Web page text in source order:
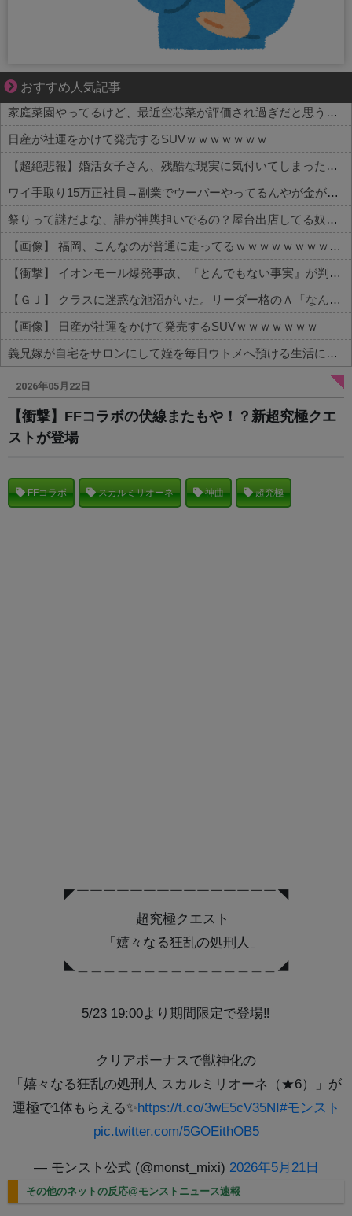
おすすめ人気記事
1420gの娘がくれた“生きる力”。
家庭菜園やってるけど、最近空芯菜が評価され過ぎだと思う！！！！！
日産が社運をかけて発売するSUVｗｗｗｗｗｗｗ
【超絶悲報】婚活女子さん、残酷な現実に気付いてしまった結果…
ワイ手取り15万正社員→副業でウーバーやってるんやが金がない
祭りって謎だよな、誰が神輿担いでるの？屋台出店してる奴らは誰の許可を得て商売してるの？
【画像】 福岡、こんなのが普通に走ってるｗｗｗｗｗｗｗｗｗｗｗｗｗｗｗｗ
【衝撃】 イオンモール爆発事故、『とんでもない事実』が判明してしまう・・・・・・
【ＧＪ】 クラスに迷惑な池沼がいた。リーダー格のＡ「なんで支援学級に入れないんですか？」先生「背の高い低いと同じで、これも個性なの！差別は...
【画像】 日産が社運をかけて発売するSUVｗｗｗｗｗｗｗ
義兄嫁が自宅をサロンにして姪を毎日ウトメへ預ける生活に。数年後、そのツケが一気に回ってきて…
Powered by livedoor 相互RSS
2026年05月22日
【衝撃】FFコラボの伏線またもや！？新超究極クエ
ストが登場
FFコラボ スカルミリオーネ 神曲 超究極
◤￣￣￣￣￣￣￣￣￣￣￣￣￣￣￣◥
超究極クエスト
「嬉々なる狂乱の処刑人」
◣＿＿＿＿＿＿＿＿＿＿＿＿＿＿＿◢
5/23 19:00より期間限定で登場‼
クリアボーナスで獣神化の
「嬉々なる狂乱の処刑人 スカルミリオーネ（★6）」が
運極で1体もらえる✨https://t.co/3wE5cV35NI#モンスト
pic.twitter.com/5GOEithOB5
— モンスト公式 (@monst_mixi) 2026年5月21日
その他のネットの反応@モンストニュース速報